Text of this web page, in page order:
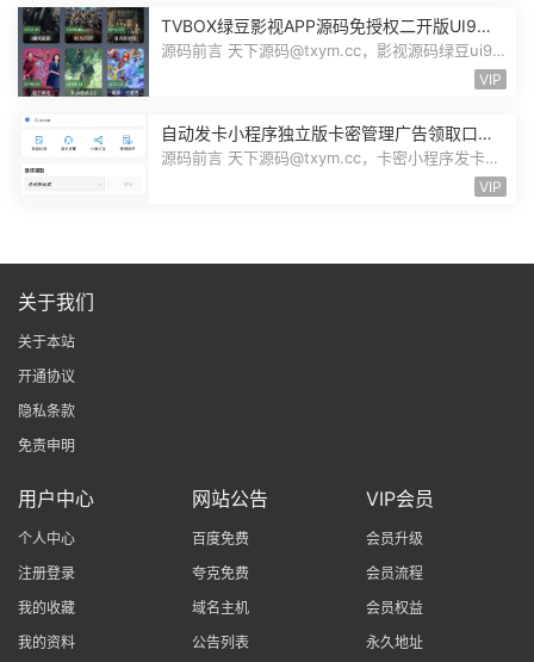
TVBOX绿豆影视APP源码免授权二开版UI9影
视排行榜TV端手机端完整版源码追剧影视
源码前言 天下源码@txym.cc，影视源码绿豆ui9
VIP
自动发卡小程序独立版卡密管理广告领取口令
领取裂变扩展流量主小程序Custom
源码前言 天下源码@txym.cc，卡密小程序发卡小
VIP
关于我们
关于本站
开通协议
隐私条款
免责申明
用户中心
个人中心
注册登录
我的收藏
我的资料
网站公告
百度免费
夸克免费
域名主机
公告列表
VIP会员
会员升级
会员流程
会员权益
永久地址